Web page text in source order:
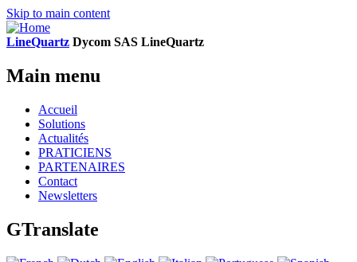
Skip to main content
LineQuartz Dycom SAS LineQuartz
Main menu
Accueil
Solutions
Actualités
PRATICIENS
PARTENAIRES
Contact
Newsletters
GTranslate